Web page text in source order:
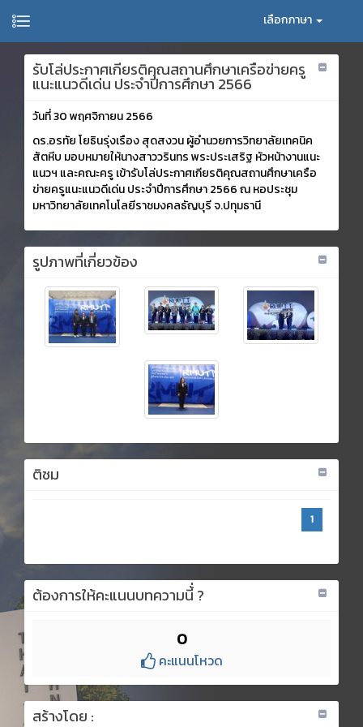
เลือกภาษา
รับโล่ประกาศเกียรติคุณสถานศึกษาเครือข่ายครู
แนะแนวดีเด่น ประจำปีการศึกษา 2566
วันที่ 30 พฤศจิกายน 2566
ดร.อรทัย โยธินรุ่งเรือง สุดสงวน ผู้อำนวยการวิทยาลัยเทคนิค
สัตหีบ มอบหมายให้นางสาววรินทร พระประเสริฐ หัวหน้างานแนะ
แนวฯ และคณะครู เข้ารับโล่ประกาศเกียรติคุณสถานศึกษาเครือ
ข่ายครูแนะแนวดีเด่น ประจำปีการศึกษา 2566 ณ หอประชุม
มหาวิทยาลัยเทคโนโลยีราชมงคลธัญบุรี จ.ปทุมธานี
รูปภาพที่เกี่ยวข้อง
ติชม
1
ต้องการให้คะแนนบทความนี้่ ?
0
คะแนนโหวด
สร้างโดย :